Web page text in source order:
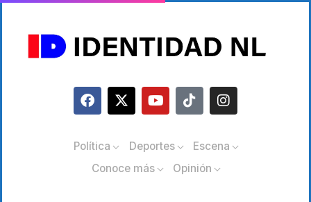
Política Deportes
Escena
Conoce más
Opinión